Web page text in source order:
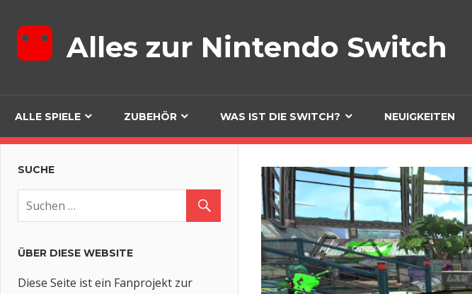
Inhalt
Alles zur Nintendo Switch
ALLE SPIELE ZUBEHÖR WAS IST DIE SWITCH? NEUIGKEITEN
SUCHE
ÜBER DIESE WEBSITE
Diese Seite ist ein Fanprojekt zur